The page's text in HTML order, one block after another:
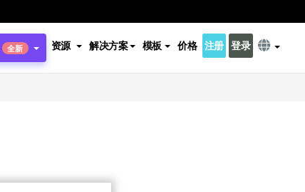
全新 资源 解决方案 模板 价格 注册 登录